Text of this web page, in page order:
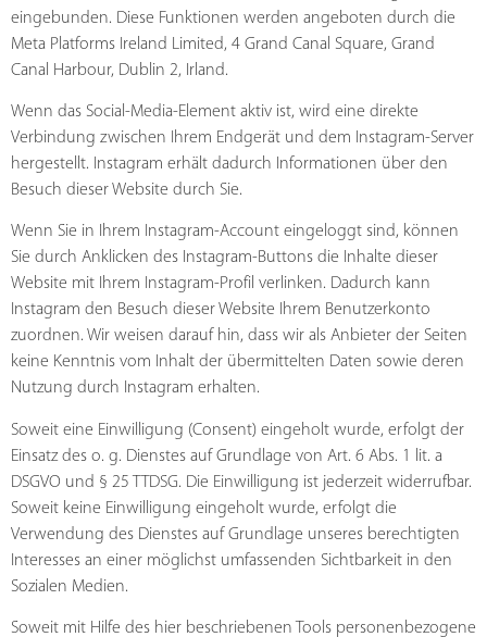
eingebunden. Diese Funktionen werden angeboten durch die
Meta Platforms Ireland Limited, 4 Grand Canal Square, Grand
Canal Harbour, Dublin 2, Irland.
Wenn das Social-Media-Element aktiv ist, wird eine direkte
Verbindung zwischen Ihrem Endgerät und dem Instagram-Server
hergestellt. Instagram erhält dadurch Informationen über den
Besuch dieser Website durch Sie.
Wenn Sie in Ihrem Instagram-Account eingeloggt sind, können
Sie durch Anklicken des Instagram-Buttons die Inhalte dieser
Website mit Ihrem Instagram-Profil verlinken. Dadurch kann
Instagram den Besuch dieser Website Ihrem Benutzerkonto
zuordnen. Wir weisen darauf hin, dass wir als Anbieter der Seiten
keine Kenntnis vom Inhalt der übermittelten Daten sowie deren
Nutzung durch Instagram erhalten.
Soweit eine Einwilligung (Consent) eingeholt wurde, erfolgt der
Einsatz des o. g. Dienstes auf Grundlage von Art. 6 Abs. 1 lit. a
DSGVO und § 25 TTDSG. Die Einwilligung ist jederzeit widerrufbar.
Soweit keine Einwilligung eingeholt wurde, erfolgt die
Verwendung des Dienstes auf Grundlage unseres berechtigten
Interesses an einer möglichst umfassenden Sichtbarkeit in den
Sozialen Medien.
Soweit mit Hilfe des hier beschriebenen Tools personenbezogene